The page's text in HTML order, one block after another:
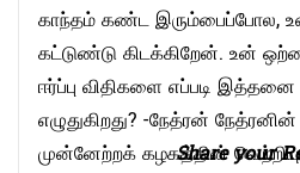
காந்தம் கண்ட இரும்பைப்போல,
கட்டுண்டு கிடக்கிறேன். உன்
ஈர்ப்பு விதிகளை எப்படி
எழுதுகிறது? -நேத்ரன் நேத்ரனின்
முன்னேற்றக் கழகத்தின்Share your